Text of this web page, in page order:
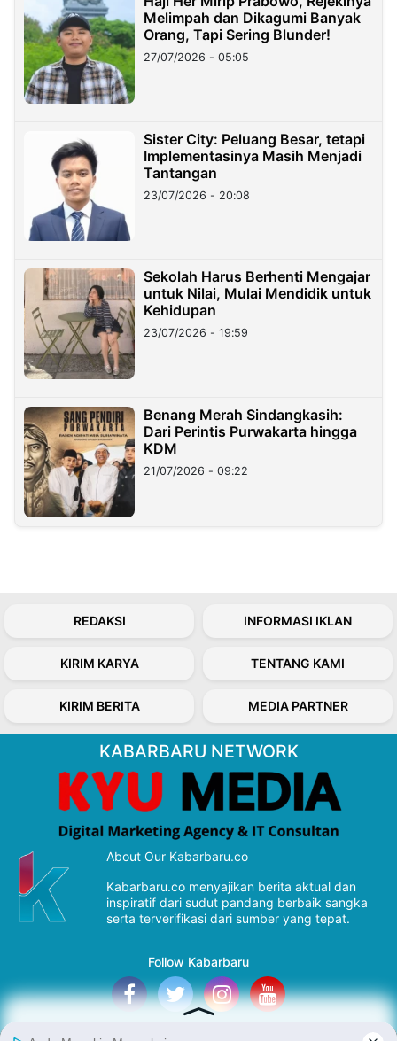
Melimpah dan Dikagumi Banyak
Orang, Tapi Sering Blunder!
27/07/2026 - 05:05
Sister City: Peluang Besar, tetapi
Implementasinya Masih Menjadi
Tantangan
23/07/2026 - 20:08
Sekolah Harus Berhenti Mengajar
untuk Nilai, Mulai Mendidik untuk
Kehidupan
23/07/2026 - 19:59
Benang Merah Sindangkasih:
Dari Perintis Purwakarta hingga
KDM
21/07/2026 - 09:22
REDAKSI INFORMASI IKLAN
KIRIM KARYA TENTANG KAMI
KIRIM BERITA MEDIA PARTNER
KABARBARU NETWORK
About Our Kabarbaru.co
Kabarbaru.co menyajikan berita aktual dan
inspiratif dari sudut pandang berbaik sangka
serta terverifikasi dari sumber yang tepat.
Follow Kabarbaru